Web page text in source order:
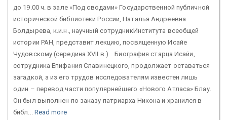
до 19.00 ч. в зале «Под сводами» Государственной публичной
исторической библиотеки России, Наталья Андреевна
Болдырева, к.и.н., научный сотрудникИнститута всеобщей
истории РАН, представит лекцию, посвященную Исайе
Чудовскому (середина XVII в.) Биография старца Исайи,
сотрудника Епифания Славинецкого, продолжает оставаться
загадкой, а из его трудов исследователям известен лишь
один – перевод части популярнейшего «Нового Атласа» Блау.
Он был выполнен по заказу патриарха Никона и хранился в
библ... Read more